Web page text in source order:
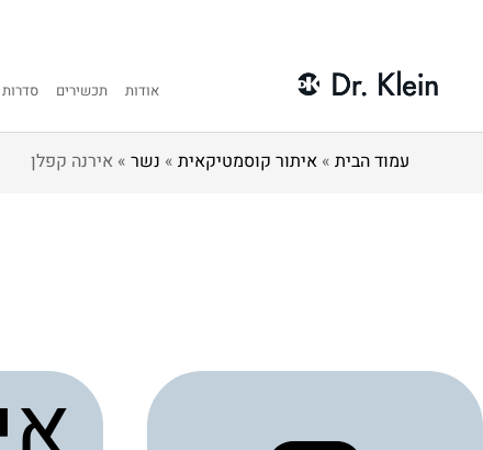
אודות תכשירים סדרות
עמוד הבית »איתור קוסמטיקאית » נשר »אירנה קפלן